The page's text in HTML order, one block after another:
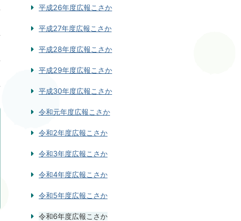
平成26年度広報こさか
平成27年度広報こさか
平成28年度広報こさか
平成29年度広報こさか
平成30年度広報こさか
令和元年度広報こさか
令和2年度広報こさか
令和3年度広報こさか
令和4年度広報こさか
令和5年度広報こさか
令和6年度広報こさか